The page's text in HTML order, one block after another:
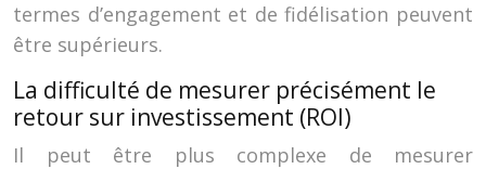
termes d’engagement et de fidélisation peuvent
être supérieurs.
La difficulté de mesurer précisément le
retour sur investissement (ROI)
Il peut être plus complexe de mesurer